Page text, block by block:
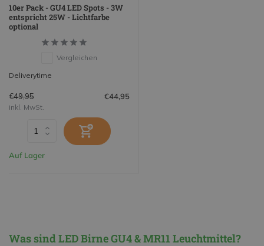
10er Pack - GU4 LED Spots - 3W
entspricht 25W - Lichtfarbe
optional
Vergleichen
Deliverytime
€49,95 €44,95
inkl. MwSt.
Auf Lager
Was sind LED Birne GU4 & MR11 Leuchtmittel?